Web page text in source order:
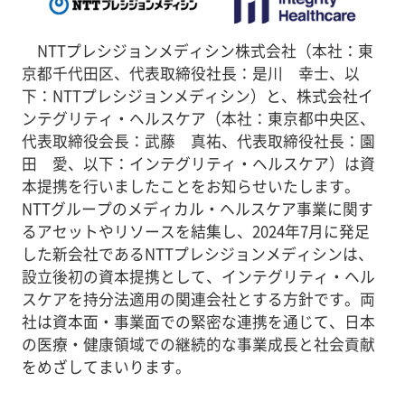
NTTプレシジョンメディシン株式会社（本社：東
京都千代田区、代表取締役社長：是川 幸士、以
下：NTTプレシジョンメディシン）と、株式会社イ
ンテグリティ・ヘルスケア（本社：東京都中央区、
代表取締役会長：武藤 真祐、代表取締役社長：園
田 愛、以下：インテグリティ・ヘルスケア）は資
本提携を行いましたことをお知らせいたします。
NTTグループのメディカル・ヘルスケア事業に関す
るアセットやリソースを結集し、2024年7月に発足
した新会社であるNTTプレシジョンメディシンは、
設立後初の資本提携として、インテグリティ・ヘル
スケアを持分法適用の関連会社とする方針です。両
社は資本面・事業面での緊密な連携を通じて、日本
の医療・健康領域での継続的な事業成長と社会貢献
をめざしてまいります。